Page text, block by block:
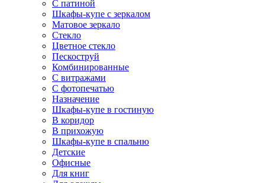
С патиной
Шкафы-купе с зеркалом
Матовое зеркало
Стекло
Цветное стекло
Пескоструй
Комбинированные
С витражами
С фотопечатью
Назначение
Шкафы-купе в гостиную
В коридор
В прихожую
Шкафы-купе в спальню
Детские
Офисные
Для книг